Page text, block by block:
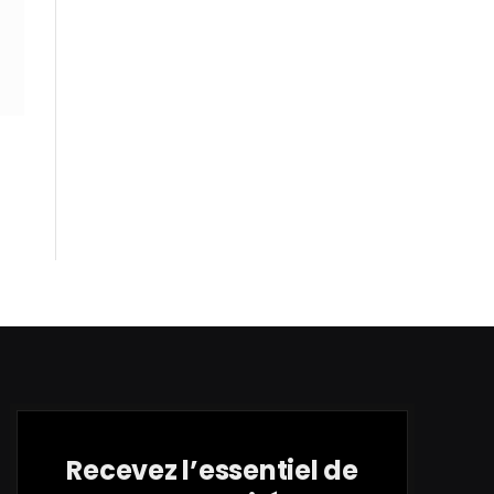
Recevez l’essentiel de